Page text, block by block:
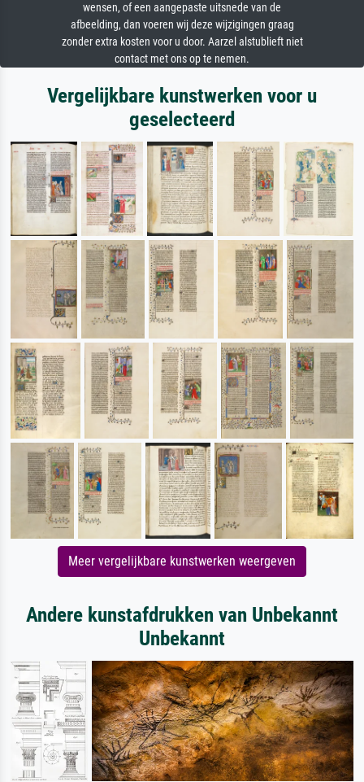
wensen, of een aangepaste uitsnede van de
afbeelding, dan voeren wij deze wijzigingen graag
zonder extra kosten voor u door. Aarzel alstublieft niet
contact met ons op te nemen.
Vergelijkbare kunstwerken voor u
geselecteerd
Meer vergelijkbare kunstwerken weergeven
Andere kunstafdrukken van Unbekannt
Unbekannt